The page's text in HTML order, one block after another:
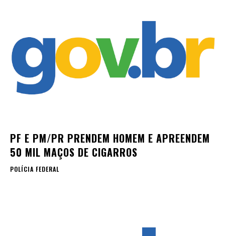
PF E PM/PR PRENDEM HOMEM E APREENDEM
50 MIL MAÇOS DE CIGARROS
POLÍCIA FEDERAL